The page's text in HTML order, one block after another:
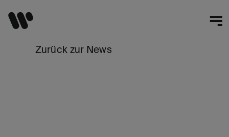
Zurück zur News